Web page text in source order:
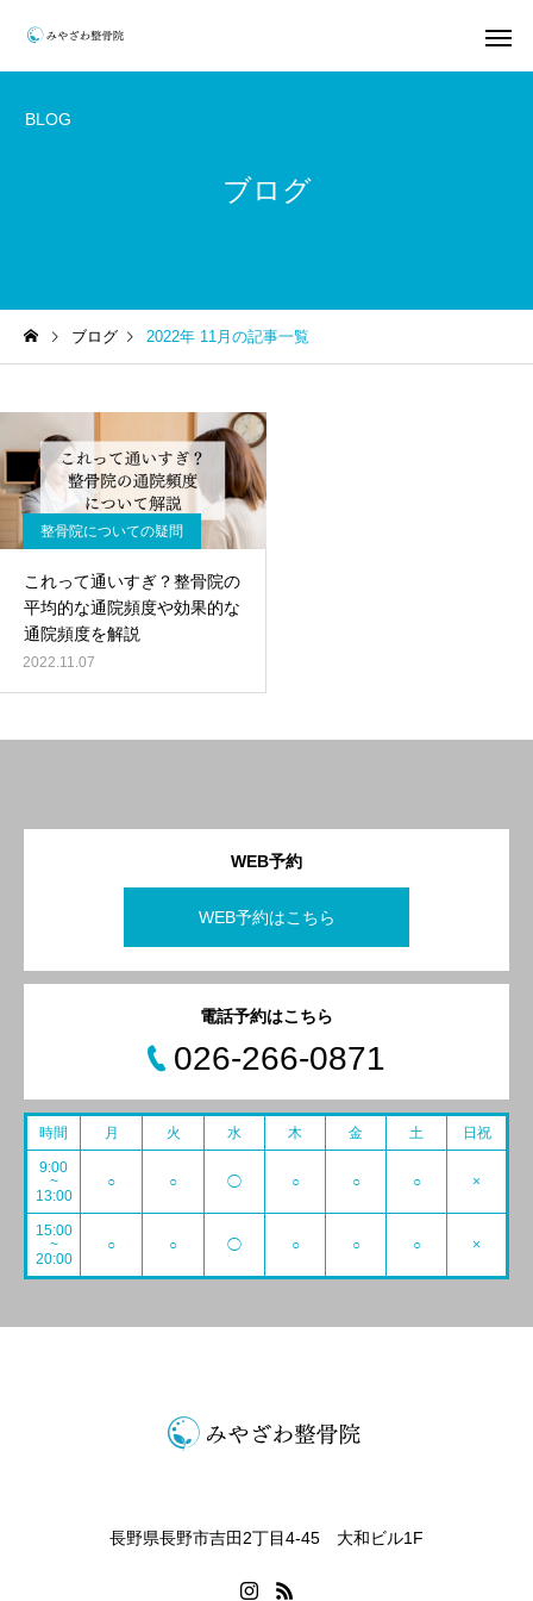
ブログ
BLOG
ブログ 2022年 11月の記事一覧
整骨院についての疑問
これって通いすぎ？整骨院の
平均的な通院頻度や効果的な
通院頻度を解説
2022.11.07
WEB予約
WEB予約はこちら
電話予約はこちら
026-266-0871
時間 月 火 水 木 金 土 日祝
9:00
~
13:00
○ ○ ◯ ○ ○ ○ ×
15:00
~
20:00
○ ○ ◯ ○ ○ ○ ×
長野県長野市吉田2丁目4-45 大和ビル1F